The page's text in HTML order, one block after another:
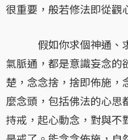
很重要，般若修法即從觀
假如你求個神通、求
氣脈通，都是意識妄念的
楚，念念捨，捨即佈施，
麼念頭，包括佛法的心思
持戒，起心動念，對與不